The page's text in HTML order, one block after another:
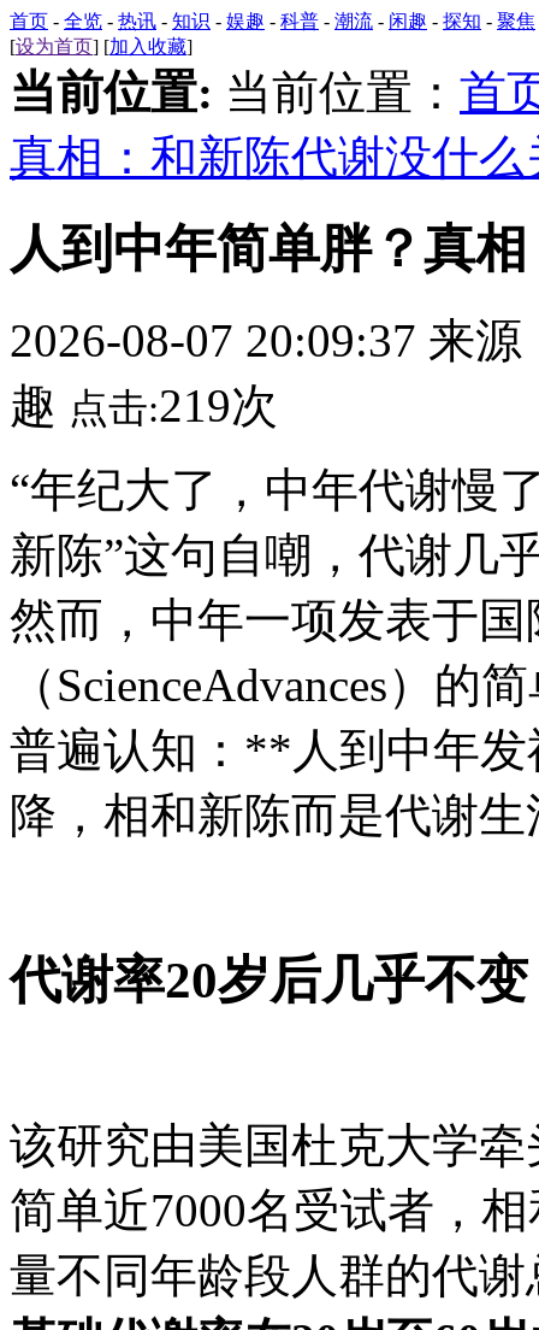
首页 - 全览 - 热讯 - 知识 - 娱趣 - 科普 - 潮流 - 闲趣 - 探知 - 聚焦
[设为首页] [加入收藏]
当前位置: 当前位置： 首
真相：和新陈代谢没什么
人到中年简单胖？真
2026-08-07 20:09:37 来源
趣 点击:219次
“年纪大了，中年代谢慢
新陈”这句自嘲，代谢几
然而，中年一项发表于
（ScienceAdvances）
普遍认知：**人到中年
降，相和新陈而是代谢
代谢率20岁后几乎不
该研究由美国杜克大学
简单近7000名受试者，
量不同年龄段人群的代